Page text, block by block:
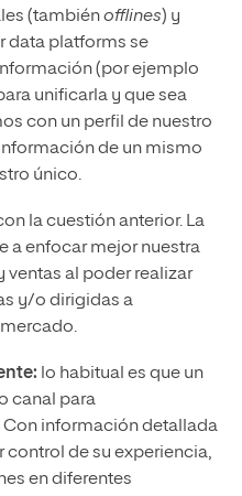
(tambiénofflines) y
data platforms se
(por ejemplo
unificarla y que sea
con un perfil de nuestro
de un mismo
único.
la cuestión anterior. La
a enfocar mejor nuestra
al poder realizar
y/o dirigidas a
lo habitual es que un
canal para
información detallada
de su experiencia,
en diferentes